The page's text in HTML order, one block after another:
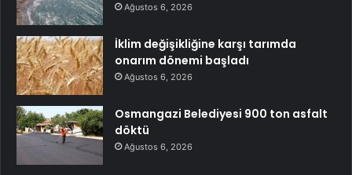
Ağustos 6, 2026
İklim değişikliğine karşı tarımda
onarım dönemi başladı
Ağustos 6, 2026
Osmangazi Belediyesi 900 ton asfalt
döktü
Ağustos 6, 2026